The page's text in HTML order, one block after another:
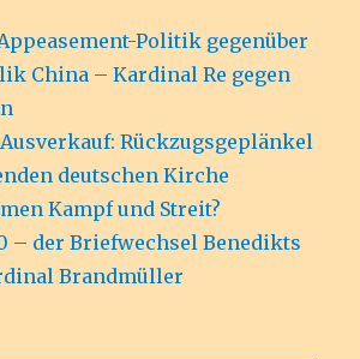
Politik gegenüber
China – Kardinal Re gegen
Rückzugsgeplänkel
deutschen Kirche
Kampf und Streit?
– der Briefwechsel Benedikts
Brandmüller